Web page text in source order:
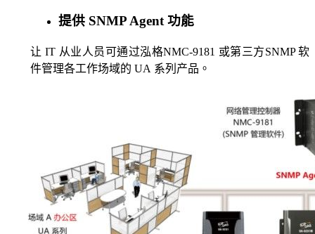
提供 SNMP Agent 功能
让 IT 从业人员可通过泓格NMC-9181 或第三方SNMP 软
件管理各工作场域的 UA 系列产品。